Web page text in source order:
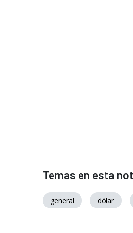
Temas en esta
general dólar